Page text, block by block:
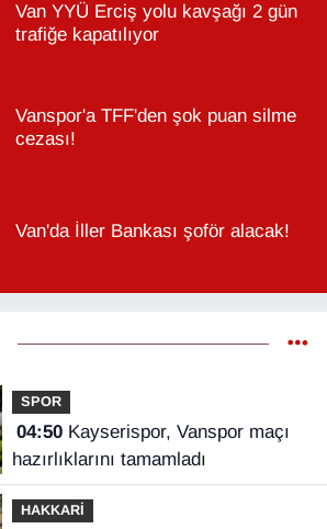
Van YYÜ Erciş yolu kavşağı 2 gün
trafiğe kapatılıyor
Vanspor'a TFF'den şok puan silme
cezası!
Van'da İller Bankası şoför alacak!
SPOR
04:50Kayserispor, Vanspor maçı
hazırlıklarını tamamladı
HAKKARİ